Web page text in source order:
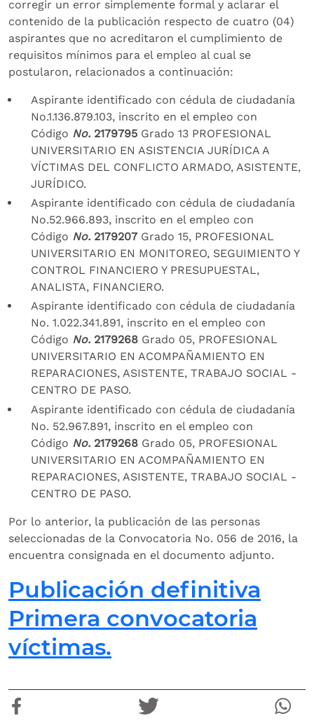
corregir un error simplemente formal y aclarar el
contenido de la publicación respecto de cuatro (04)
aspirantes que no acreditaron el cumplimiento de
requisitos mínimos para el empleo al cual se
postularon, relacionados a continuación:
Aspirante identificado con cédula de ciudadanía
No.1.136.879.103, inscrito en el empleo con
Código No. 2179795 Grado 13 PROFESIONAL
UNIVERSITARIO EN ASISTENCIA JURÍDICA A
VÍCTIMAS DEL CONFLICTO ARMADO, ASISTENTE,
JURÍDICO.
Aspirante identificado con cédula de ciudadanía
No.52.966.893, inscrito en el empleo con
Código No. 2179207 Grado 15, PROFESIONAL
UNIVERSITARIO EN MONITOREO, SEGUIMIENTO Y
CONTROL FINANCIERO Y PRESUPUESTAL,
ANALISTA, FINANCIERO.
Aspirante identificado con cédula de ciudadanía
No. 1.022.341.891, inscrito en el empleo con
Código No. 2179268 Grado 05, PROFESIONAL
UNIVERSITARIO EN ACOMPAÑAMIENTO EN
REPARACIONES, ASISTENTE, TRABAJO SOCIAL -
CENTRO DE PASO.
Aspirante identificado con cédula de ciudadanía
No. 52.967.891, inscrito en el empleo con
Código No. 2179268 Grado 05, PROFESIONAL
UNIVERSITARIO EN ACOMPAÑAMIENTO EN
REPARACIONES, ASISTENTE, TRABAJO SOCIAL -
CENTRO DE PASO.
Por lo anterior, la publicación de las personas
seleccionadas de la Convocatoria No. 056 de 2016, la
encuentra consignada en el documento adjunto.
Publicación definitiva
Primera convocatoria
víctimas.